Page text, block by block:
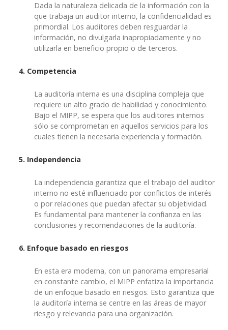
Dada la naturaleza delicada de la información con la
que trabaja un auditor interno, la confidencialidad es
primordial. Los auditores deben resguardar la
información, no divulgarla inapropiadamente y no
utilizarla en beneficio propio o de terceros.
4. Competencia
La auditoría interna es una disciplina compleja que
requiere un alto grado de habilidad y conocimiento.
Bajo el MIPP, se espera que los auditores internos
sólo se comprometan en aquellos servicios para los
cuales tienen la necesaria experiencia y formación.
5. Independencia
La independencia garantiza que el trabajo del auditor
interno no esté influenciado por conflictos de interés
o por relaciones que puedan afectar su objetividad.
Es fundamental para mantener la confianza en las
conclusiones y recomendaciones de la auditoría.
6. Enfoque basado en riesgos
En esta era moderna, con un panorama empresarial
en constante cambio, el MIPP enfatiza la importancia
de un enfoque basado en riesgos. Esto garantiza que
la auditoría interna se centre en las áreas de mayor
riesgo y relevancia para una organización.